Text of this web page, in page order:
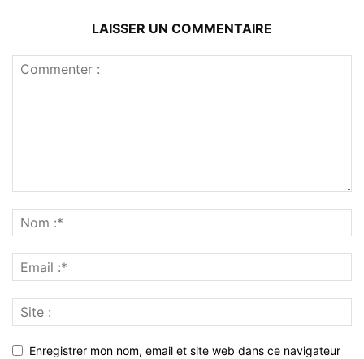
LAISSER UN COMMENTAIRE
Enregistrer mon nom, email et site web dans ce navigateur